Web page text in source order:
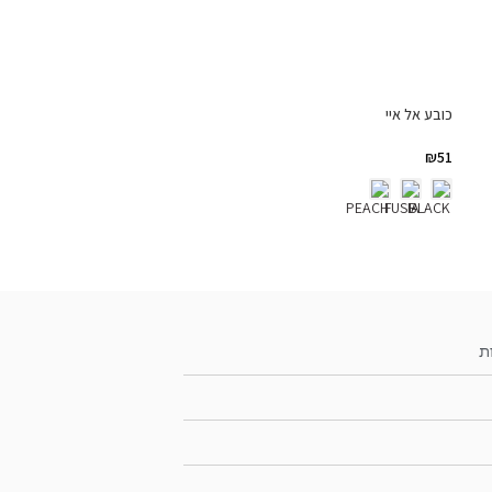
כובע אל איי
₪51